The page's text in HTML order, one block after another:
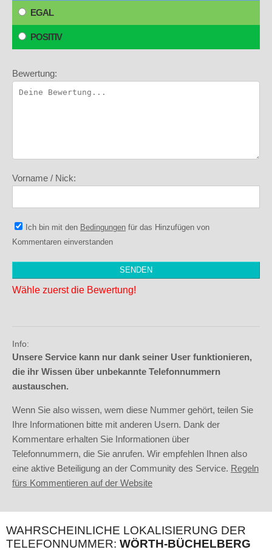
EGAL
POSITIV
Bewertung:
Vorname / Nick:
Ich bin mit den Bedingungen für das Hinzufügen von
Kommentaren einverstanden
Wähle zuerst die Bewertung!
Info:
Unsere Service kann nur dank seiner User funktionieren,
die ihr Wissen über unbekannte Telefonnummern
austauschen.
Wenn Sie also wissen, wem diese Nummer gehört, teilen Sie
Ihre Informationen bitte mit anderen Usern. Dank der
Kommentare erhalten Sie Informationen über
Telefonnummern, die Sie anrufen. Wir empfehlen Ihnen also
eine aktive Beteiligung an der Community des Service. Regeln
fürs Kommentieren auf der Website
WAHRSCHEINLICHE LOKALISIERUNG DER
TELEFONNUMMER: WÖRTH-BÜCHELBERG